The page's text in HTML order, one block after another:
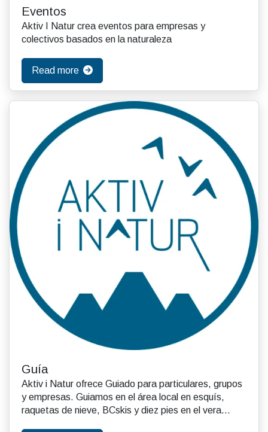
Eventos
Aktiv I Natur crea eventos para empresas y
colectivos basados en la naturaleza
Read more
Guía
Aktiv i Natur ofrece Guiado para particulares, grupos
y empresas. Guiamos en el área local en esquís,
raquetas de nieve, BCskis y diez pies en el vera...